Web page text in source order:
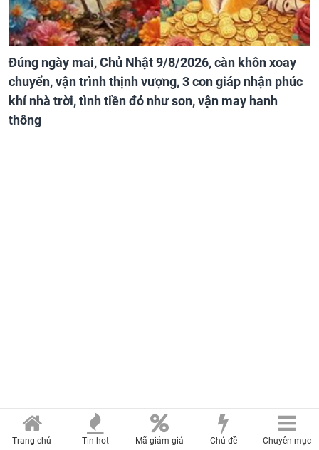
Đúng ngày mai, Chủ Nhật 9/8/2026, càn khôn xoay
chuyển, vận trình thịnh vượng, 3 con giáp nhận phúc
khí nhà trời, tình tiền đỏ như son, vận may hanh
thông
Trang chủ Tin hot Mã giảm giá Chủ đề Chuyên mục